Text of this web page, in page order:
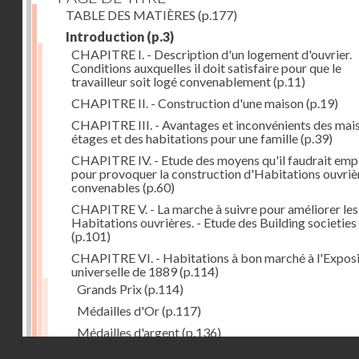
TABLE DES MATIÈRES (p.177)
Introduction (p.3)
CHAPITRE I. - Description d'un logement d'ouvrier.
Conditions auxquelles il doit satisfaire pour que le
travailleur soit logé convenablement(p.11)
CHAPITRE II. - Construction d'une maison(p.19)
CHAPITRE III. - Avantages et inconvénients des
étages et des habitations pour une famille(p.39)
CHAPITRE IV. - Etude des moyens qu'il faudrait
pour provoquer la construction d'Habitations
convenables (p.60)
CHAPITRE V. - La marche à suivre pour améliorer les
Habitations ouvrières. - Etude des Building societies
(p.101)
CHAPITRE VI. - Habitations à bon marché à
universelle de 1889(p.114)
Grands Prix(p.114)
Médailles d'Or(p.117)
Médailles d'argent(p.136)